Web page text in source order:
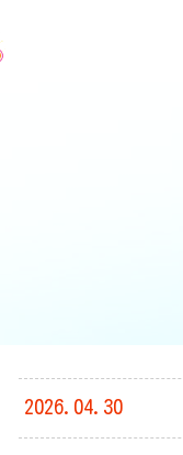
2026.04.30